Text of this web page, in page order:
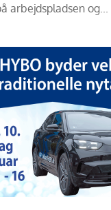
arbejdspladsen og...